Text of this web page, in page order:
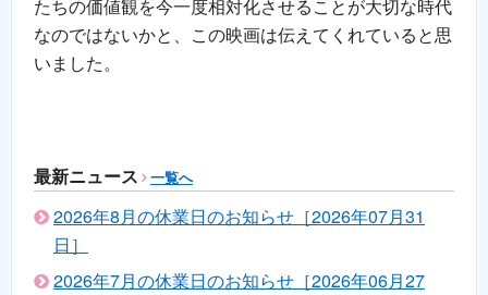
たちの価値観を今一度相対化させることが大切な時代
なのではないかと、この映画は伝えてくれていると思
いました。
最新ニュース 一覧へ
2026年8月の休業日のお知らせ［2026年07月31
日］
2026年7月の休業日のお知らせ［2026年06月27